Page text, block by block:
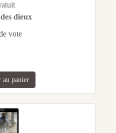
dieux
vote
au panier